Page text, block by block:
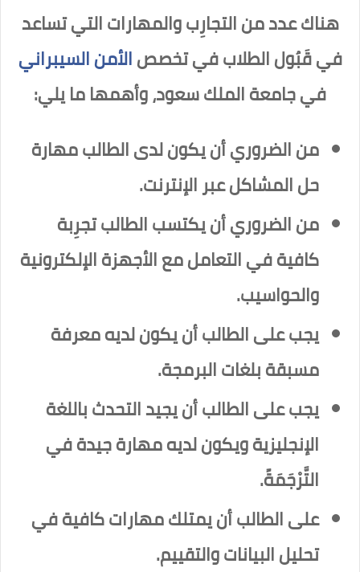
هناك عدد من التجارِب والمهارات التي تساعد
في قَبُول الطلاب في تخصصالأمن السيبراني
في جامعة الملك سعود، وأهمها ما يلي:
من الضروري أن يكون لدى الطالب مهارة
حل المشاكل عبر الإنترنت.
من الضروري أن يكتسب الطالب تجرِبة
كافية في التعامل مع الأجهزة الإلكترونية
والحواسيب.
يجب على الطالب أن يكون لديه معرفة
مسبقة بلغات البرمجة.
يجب على الطالب أن يجيد التحدث باللغة
الإنجليزية ويكون لديه مهارة جيدة في
التَّرْجَمَةً.
على الطالب أن يمتلك مهارات كافية في
تحليل البيانات والتقييم.